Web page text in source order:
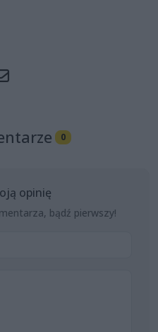
0
opinię
bądź pierwszy!